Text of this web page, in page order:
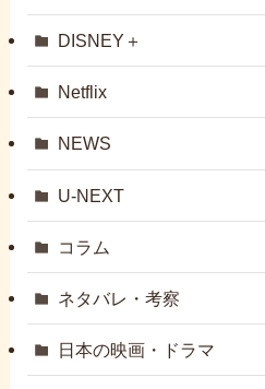
DISNEY＋
Netflix
NEWS
U-NEXT
コラム
ネタバレ・考察
日本の映画・ドラマ